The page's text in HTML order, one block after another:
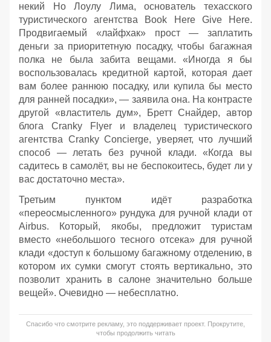
некий Но Лоулу Лима, основатель техасского
туристического агентства Book Here Give Here.
Продвигаемый «лайфхак» прост — заплатить
деньги за приоритетную посадку, чтобы багажная
полка не была забита вещами. «Иногда я бы
воспользовалась кредитной картой, которая дает
вам более раннюю посадку, или купила бы место
для ранней посадки», — заявила она. На контрасте
другой «властитель дум», Бретт Снайдер, автор
блога Cranky Flyer и владелец туристического
агентства Cranky Concierge, уверяет, что лучший
способ — летать без ручной клади. «Когда вы
садитесь в самолёт, вы не беспокоитесь, будет ли у
вас достаточно места».
Третьим пунктом идёт разработка
«переосмысленного» рундука для ручной клади от
Airbus. Который, якобы, предложит туристам
вместо «небольшого тесного отсека» для ручной
клади «доступ к большому багажному отделению, в
котором их сумки смогут стоять вертикально, это
позволит хранить в салоне значительно больше
вещей». Очевидно — небесплатно.
Спасибо что смотрите рекламу, это поддерживает проект. Прокрутите,
чтобы продолжить читать